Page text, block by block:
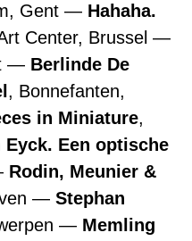
Gent
Hahaha.
Center, Brussel
Berlinde De
, Bonnefanten,
in Miniature,
Eyck. Een optische
Rodin, Meunier &
Stephan
Memling